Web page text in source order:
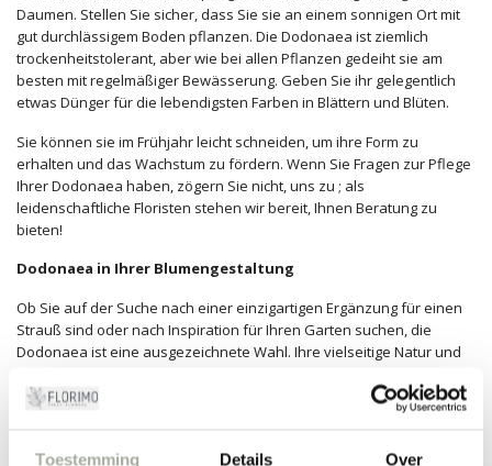
Toestemming Details Over
Daumen. Stellen Sie sicher, dass Sie sie an einem sonnigen Ort mit
gut durchlässigem Boden pflanzen. Die Dodonaea ist ziemlich
trockenheitstolerant, aber wie bei allen Pflanzen gedeiht sie am
besten mit regelmäßiger Bewässerung. Geben Sie ihr gelegentlich
etwas Dünger für die lebendigsten Farben in Blättern und Blüten.
Sie können sie im Frühjahr leicht schneiden, um ihre Form zu
erhalten und das Wachstum zu fördern. Wenn Sie Fragen zur Pflege
Ihrer Dodonaea haben, zögern Sie nicht, uns zu ; als
leidenschaftliche Floristen stehen wir bereit, Ihnen Beratung zu
bieten!
Dodonaea in Ihrer Blumengestaltung
Ob Sie auf der Suche nach einer einzigartigen Ergänzung für einen
Strauß sind oder nach Inspiration für Ihren Garten suchen, die
Dodonaea ist eine ausgezeichnete Wahl. Ihre vielseitige Natur und
Anlässe. Erleben Sie selbst den Charme der Dodonaea, indem Sie
sich noch heute für diese wunderschöne Pflanze bei Florimo